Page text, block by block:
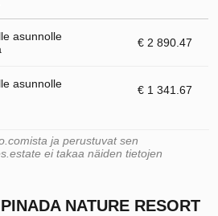
asunnolle
€ 2 890.47
asunnolle
€ 1 341.67
ja perustuvat sen
ei takaa näiden tietojen
NATURE RESORT